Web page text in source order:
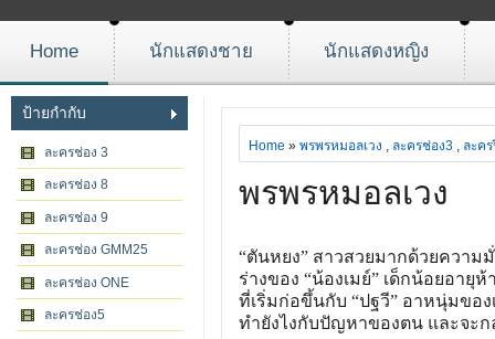
Home นักแสดงชาย นักแสดงหญิง
ป้ายกำกับ
ละครช่อง 3
ละครช่อง 8
ละครช่อง 9
ละครช่อง GMM25
ละครช่อง ONE
ละครช่อง5
Home » พรพรหมอลเวง , ละครช่อง3 , ละค
พรพรหมอลเวง
“ตันหยง” สาวสวยมากด้วยควา
ร่างของ “น้องเมย์” เด็กน้อยอา
ที่เริ่มก่อขึ้นกับ “ปฐวี” อาหนุ่มขอ
ทำยังไงกับปัญหาของตน และจะ